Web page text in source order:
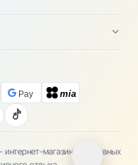
Pay mia
магазин спортивных